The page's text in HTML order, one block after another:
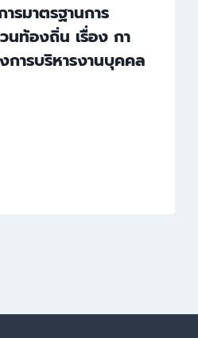
รมาตรฐานการ
นท้องถิ่น เรื่อง กา
การบริหารงานบุคคล